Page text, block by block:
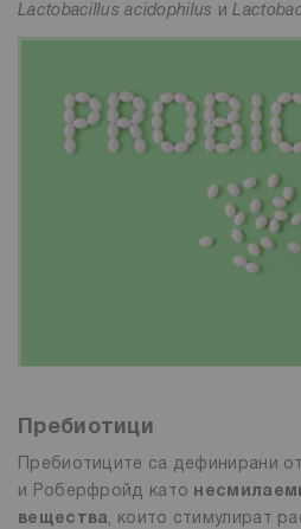
Lactobacillus acidophilus
и
Пребиотици
Пребиотиците са дефинирани
и Роберфройд като
вещества, които стимулират